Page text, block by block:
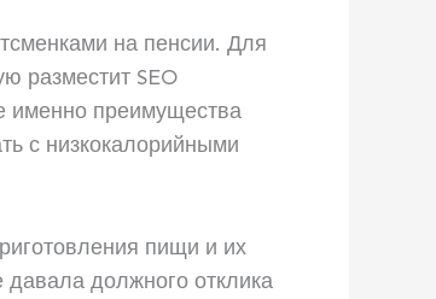
на пенсии. Для
разместит SEO
именно преимущества
с низкокалорийными
пищи и их
должного отклика